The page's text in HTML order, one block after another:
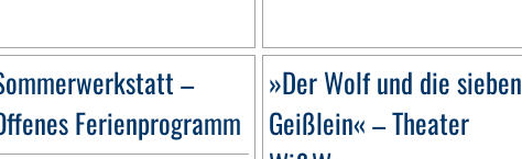
–
Ferienprogramm
»Der Wolf und die sieben
Geißlein« – Theater